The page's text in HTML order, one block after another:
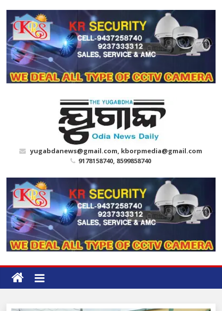
content
yugabdanews@gmail.com, kborpmedia@gmail.com
9178158740, 8599858740